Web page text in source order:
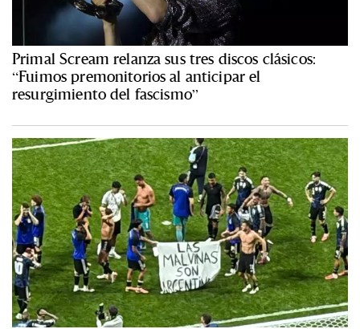
Primal Scream relanza sus tres discos clásicos:
“Fuimos premonitorios al anticipar el
resurgimiento del fascismo”